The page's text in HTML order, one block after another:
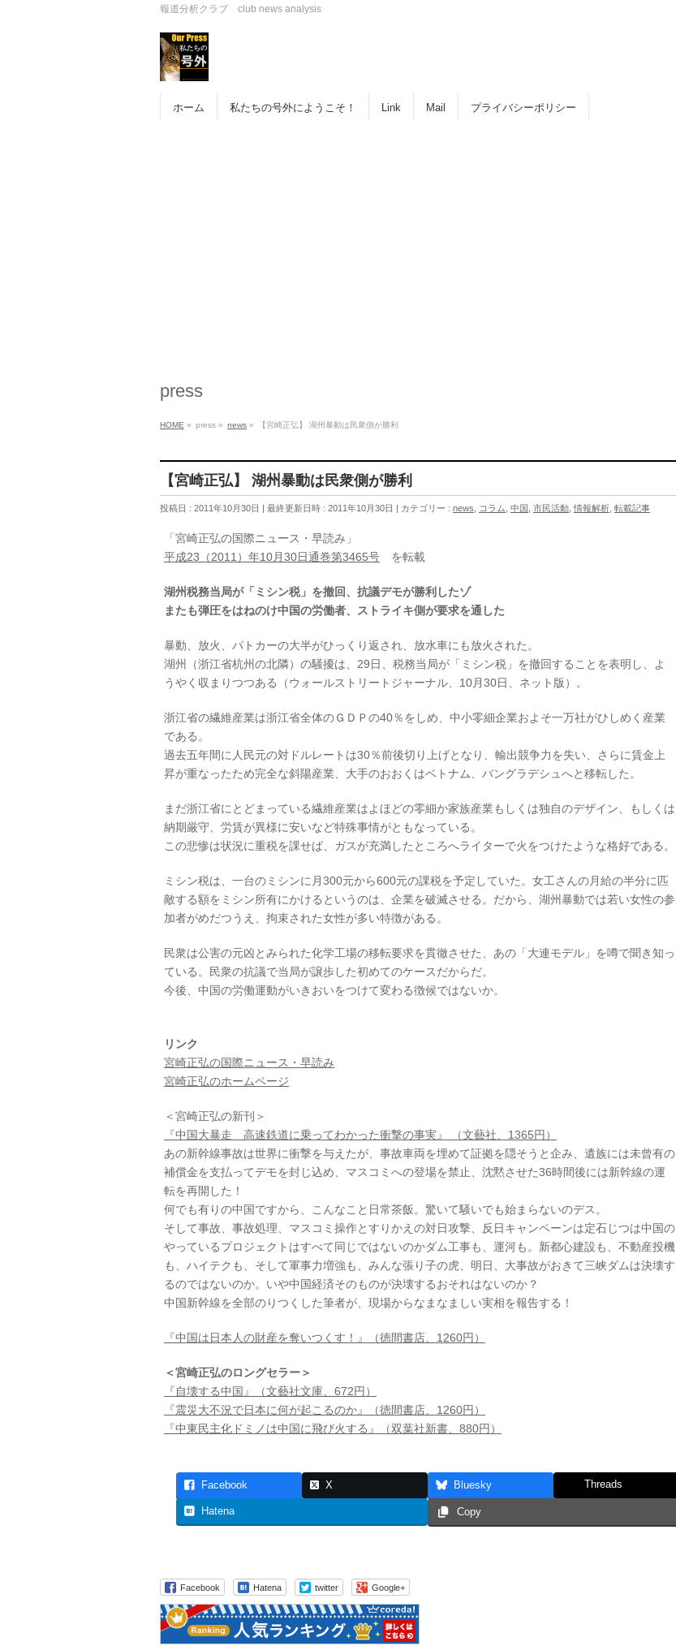
報道分析クラブ club news analysis
ホーム 私たちの号外にようこそ！ Link Mail プライバシーポリシー
press
HOME » press » news » 【宮崎正弘】 湖州暴動は民衆側が勝利
【宮崎正弘】 湖州暴動は民衆側が勝利
投稿日 : 2011年10月30日 最終更新日時 : 2011年10月30日 カテゴリー : news コラム 中国 市民活動 情報解析 転載記事
「宮崎正弘の国際ニュース・早読み」
平成23（2011）年10月30日通巻第3465号 を転載
湖州税務当局が「ミシン税」を撤回、抗議デモが勝利したゾ
またも弾圧をはねのけ中国の労働者、ストライキ側が要求を通した
暴動、放火、パトカーの大半がひっくり返され、放水車にも放火された。
湖州（浙江省杭州の北隣）の騒擾は、29日、税務当局が「ミシン税」を撤回することを表明し、よ
うやく収まりつつある（ウォールストリートジャーナル、10月30日、ネット版）。
浙江省の繊維産業は浙江省全体のＧＤＰの40％をしめ、中小零細企業およそ一万社がひしめく産業
である。
過去五年間に人民元の対ドルレートは30％前後切り上げとなり、輸出競争力を失い、さらに賃金上
昇が重なったため完全な斜陽産業、大手のおおくはベトナム、バングラデシュへと移転した。
まだ浙江省にとどまっている繊維産業はよほどの零細か家族産業もしくは独自のデザイン、もしくは
納期厳守、労賃が異様に安いなど特殊事情がともなっている。
この悲惨は状況に重税を課せば、ガスが充満したところへライターで火をつけたような格好である。
ミシン税は、一台のミシンに月300元から600元の課税を予定していた。女工さんの月給の半分に匹
敵する額をミシン所有にかけるというのは、企業を破滅させる。だから、湖州暴動では若い女性の参
加者がめだつうえ、拘束された女性が多い特徴がある。
民衆は公害の元凶とみられた化学工場の移転要求を貫徹させた、あの「大連モデル」を噂で聞き知っ
ている。民衆の抗議で当局が譲歩した初めてのケースだからだ。
今後、中国の労働運動がいきおいをつけて変わる徴候ではないか。
リンク
宮崎正弘の国際ニュース・早読み
宮崎正弘のホームページ
＜宮崎正弘の新刊＞
『中国大暴走 高速鉄道に乗ってわかった衝撃の事実』 （文藝社、1365円）
あの新幹線事故は世界に衝撃を与えたが、事故車両を埋めて証拠を隠そうと企み、遺族には未曾有の
補償金を支払ってデモを封じ込め、マスコミへの登場を禁止、沈黙させた36時間後には新幹線の運
転を再開した！
何でも有りの中国ですから、こんなこと日常茶飯。驚いて騒いでも始まらないのデス。
そして事故、事故処理、マスコミ操作とすりかえの対日攻撃、反日キャンペーンは定石じつは中国の
やっているプロジェクトはすべて同じではないのかダム工事も、運河も。新都心建設も、不動産投機
も、ハイテクも、そして軍事力増強も、みんな張り子の虎、明日、大事故がおきて三峡ダムは決壊す
るのではないのか。いや中国経済そのものが決壊するおそれはないのか？
中国新幹線を全部のりつくした筆者が、現場からなまなましい実相を報告する！
『中国は日本人の財産を奪いつくす！』（徳間書店、1260円）
＜宮崎正弘のロングセラー＞
『自壊する中国』（文藝社文庫、672円）
『震災大不況で日本に何が起こるのか』（徳間書店、1260円）
『中東民主化ドミノは中国に飛び火する』（双葉社新書、880円）
Facebook X Bluesky Threads
Hatena Copy
Facebook Hatena twitter Google+